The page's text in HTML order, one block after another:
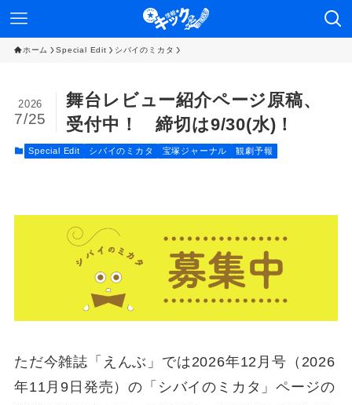
ホーム Special Edit シバイのミカタ
舞台レビュー紹介ページ原稿、
受付中！ 締切は9/30(水)！
2026
7/25
Special Edit シバイのミカタ 宝塚ジャーナル 観劇予報
ただ今雑誌「えんぶ」では2026年12月号（2026
年11月9日発売）の「シバイのミカタ」ページの